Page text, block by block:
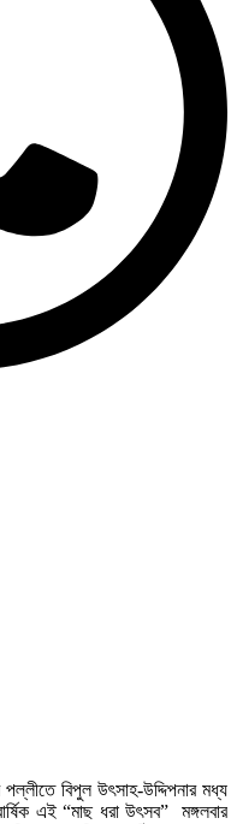
পল্লীতে বিপুল উৎসাহ-উদ্দিপনার মধ্য
এই “মাছ ধরা উৎসব” মঙ্গলবার